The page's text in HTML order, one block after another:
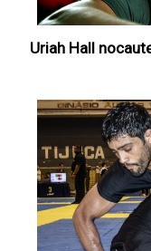
Uriah Hall